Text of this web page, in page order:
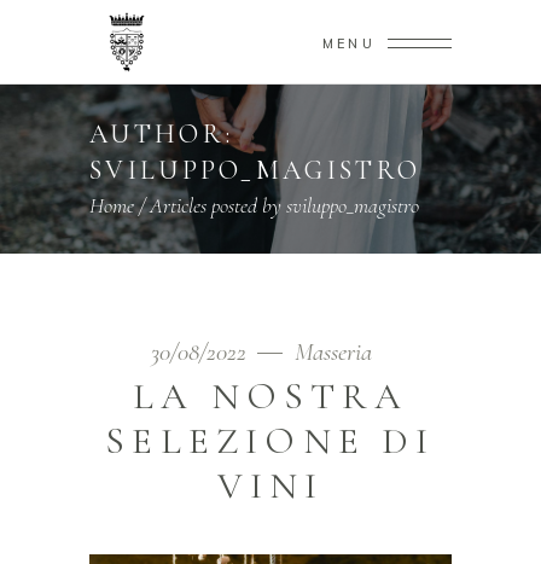
MENU
AUTHOR:
SVILUPPO_MAGISTRO
Home/Articles posted by sviluppo_magistro
30/08/2022 Masseria
LA NOSTRA
SELEZIONE DI
VINI